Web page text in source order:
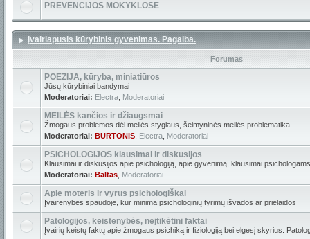
PREVENCIJOS MOKYKLOSE
Įvairiapusis kūrybinis gyvenimas. Pagalba.
Forumas
POEZIJA, kūryba, miniatiūros
Jūsų kūrybiniai bandymai
Moderatoriai: Electra Moderatoriai
MEILĖS kančios ir džiaugsmai
Žmogaus problemos dėl meilės stygiaus, šeimyninės meilės problematika
Moderatoriai: BURTONIS Electra Moderatoriai
PSICHOLOGIJOS klausimai ir diskusijos
Klausimai ir diskusijos apie psichologiją, apie gyvenimą, klausimai
Moderatoriai: Baltas Moderatoriai
Apie moteris ir vyrus psichologiškai
Įvairenybės spaudoje, kur minima psichologinių tyrimų išvados ar prielaidos
Patologijos, keistenybės, neįtikėtini faktai
Įvairių keistų faktų apie žmogaus psichiką ir fiziologiją bei elgesį skyrius.